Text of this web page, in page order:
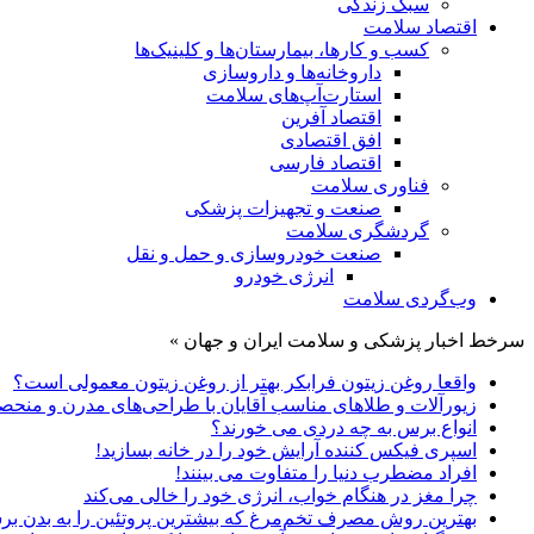
سبک زندگی
اقتصاد سلامت
کسب و کارها، بیمارستان‌ها و کلینیک‌ها
داروخانه‌ها و داروسازی
استارت‌آپ‌های سلامت
اقتصاد آفرین
افق اقتصادی
اقتصاد فارسی
فناوری سلامت
صنعت و تجهیزات پزشکی
گردشگری سلامت
صنعت خودروسازی و حمل و نقل
انرژی خودرو
وب‌گردی سلامت
سرخط اخبار پزشکی و سلامت ایران و جهان »
واقعا روغن زیتون فرابکر بهتر از روغن زیتون معمولی است؟
زیورآلات و طلاهای مناسب آقایان با طراحی‌های مدرن و
انواع برس به چه دردی می خورند؟
اسپری فیکس کننده آرایش خود را در خانه بسازید!
افراد مضطرب دنیا را متفاوت می بینند!
چرا مغز در هنگام خواب، انرژی خود را خالی می‌کند
بهترین روش مصرف تخم‌مرغ که بیشترین پروتئین را به بدن